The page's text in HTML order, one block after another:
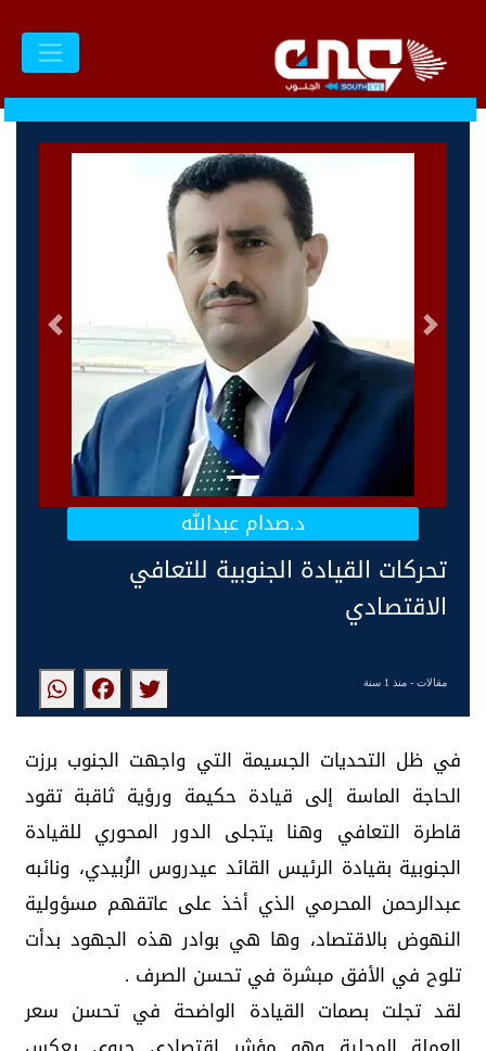
التالى السابق
د.صدام عبدالله
تحركات القيادة الجنوبية للتعافي
الاقتصادي
مقالات- منذ 1 سنة
في ظل التحديات الجسيمة التي واجهت الجنوب برزت
الحاجة الماسة إلى قيادة حكيمة ورؤية ثاقبة تقود
قاطرة التعافي وهنا يتجلى الدور المحوري للقيادة
الجنوبية بقيادة الرئيس القائد عيدروس الزُبيدي، ونائبه
عبدالرحمن المحرمي الذي أخذ على عاتقهم مسؤولية
النهوض بالاقتصاد، وها هي بوادر هذه الجهود بدأت
تلوح في الأفق مبشرة في تحسن الصرف .
لقد تجلت بصمات القيادة الواضحة في تحسن سعر